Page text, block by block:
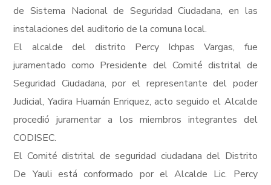
de Sistema Nacional de Seguridad Ciudadana, en las
instalaciones del auditorio de la comuna local.
El alcalde del distrito Percy Ichpas Vargas, fue
juramentado como Presidente del Comité distrital de
Seguridad Ciudadana, por el representante del poder
Judicial, Yadira Huamán Enriquez, acto seguido el Alcalde
procedió juramentar a los miembros integrantes del
CODISEC.
El Comité distrital de seguridad ciudadana del Distrito
De Yauli está conformado por el Alcalde Lic. Percy